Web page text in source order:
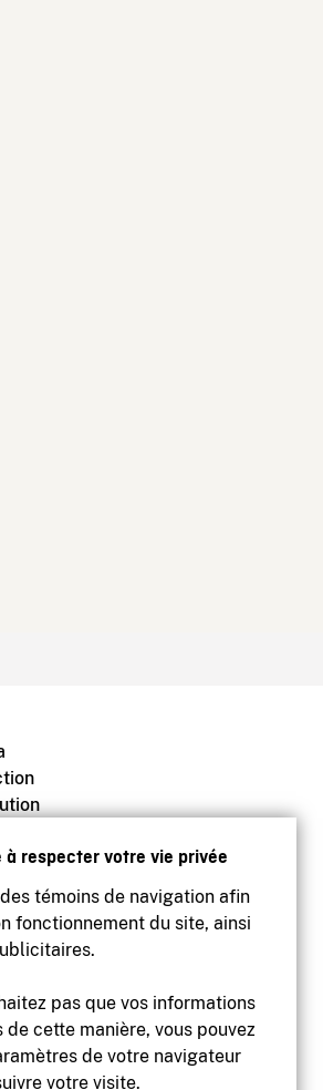
à respecter votre vie privée
témoins de navigation afin
fonctionnement du site, ainsi
pas que vos informations
cette manière, vous pouvez
de votre navigateur
votre visite.